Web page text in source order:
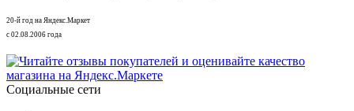
20-й год на Яндекс.Маркет
с 02.08.2006 года
Социальные сети